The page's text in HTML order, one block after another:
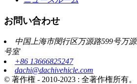
お問い合わせ
中国上海市閔行区万源路599号万
号室
+86 13666825247
dachi@dachivehicle.com
© 著作権 - 2010-2023 : 全著作権所有。